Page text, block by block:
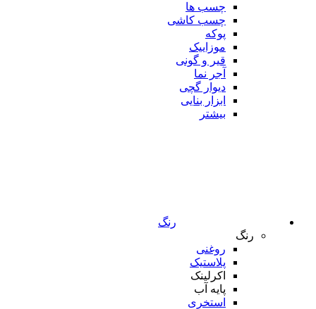
چسب ها
چسب کاشی
پوکه
موزاییک
قیر و گونی
آجر نما
دیوار گچی
ابزار بنایی
بیشتر
رنگ
رنگ
روغنی
پلاستیک
اکرلینک
پایه آب
استخری